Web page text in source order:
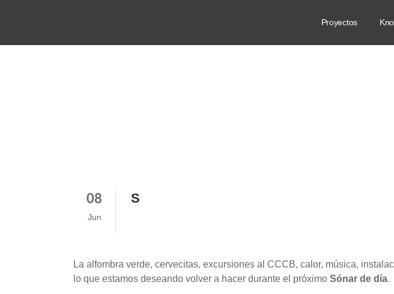
Proyectos
08
Jun
S
La alfombra verde, cervecitas, excursiones al CCCB, calor, música,
lo que estamos deseando volver a hacer durante el próximo Sónar de día.